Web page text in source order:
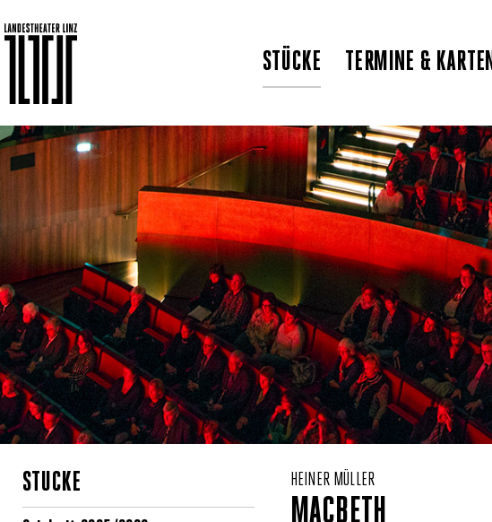
STÜCKE TERMINE &
STÜCKE HEINER MÜLLER
MACBETH